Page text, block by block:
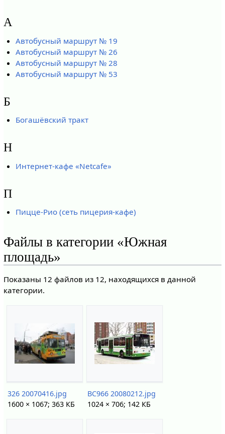
А
Автобусный маршрут № 19
Автобусный маршрут № 26
Автобусный маршрут № 28
Автобусный маршрут № 53
Б
Богашёвский тракт
Н
Интернет-кафе «Netcafe»
П
Пицце-Рио (сеть пицерия-кафе)
Файлы в категории «Южная
площадь»
Показаны 12 файлов из 12, находящихся в данной
категории.
326 20070416.jpg
1600 × 1067; 363 КБ
BC966 20080212.jpg
1024 × 706; 142 КБ